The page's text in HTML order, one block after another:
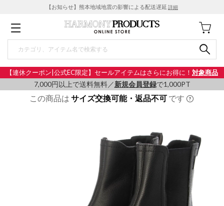
【お知らせ】熊本地域地震の影響による配送遅延 詳細
【連休クーポン|公式EC限定】セールアイテムはさらにお得に！ 対象商品
7,000円以上で送料無料／新規会員登録で1,000PT
この商品は サイズ交換可能・返品不可 です